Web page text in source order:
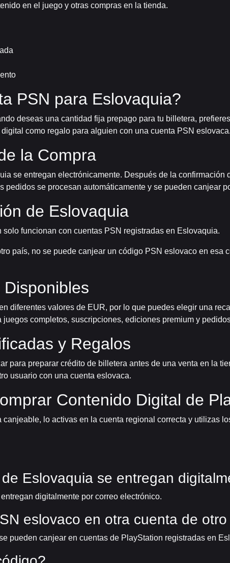
en el juego y otras compras en la tienda.
PSN para Eslovaquia?
deseas una cantidad fija prepago para tu billetera,
como regalo para alguien con una cuenta PSN eslovaca.
la Compra
se entregan electrónicamente. Después de la confirmación
pedidos se procesan automáticamente y se pueden canjear
de Eslovaquia
funcionan con cuentas PSN registradas en Eslovaquia.
país, no se puede canjear un código PSN eslovaco en esa
diferentes valores de EUR, por lo que puedes elegir una
completos, suscripciones, ediciones premium y
y Regalos
para preparar crédito de billetera antes de una venta en la
usuario con una cuenta eslovaca.
Contenido Digital de
lo activas en la cuenta regional correcta y utilizas
Eslovaquia se entregan
digitalmente por correo electrónico.
eslovaco en otra cuenta de
pueden canjear en cuentas de PlayStation registradas en